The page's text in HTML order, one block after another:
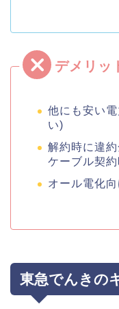
他にも安い
い)
解約時に違
ケーブル契
オール電化
東急でんきの